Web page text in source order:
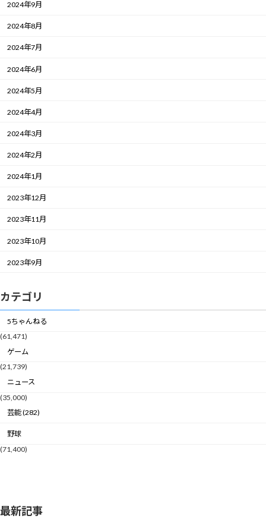
2024年9月
2024年8月
2024年7月
2024年6月
2024年5月
2024年4月
2024年3月
2024年2月
2024年1月
2023年12月
2023年11月
2023年10月
2023年9月
カテゴリ
5ちゃんねる
(61,471)
ゲーム
(21,739)
ニュース
(35,000)
芸能 (282)
野球
(71,400)
最新記事